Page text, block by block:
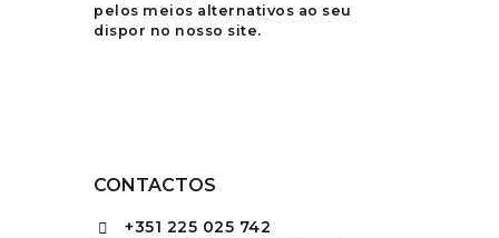
pelos meios alternativos ao seu
dispor no nosso site.
CONTACTOS
+351 225 025 742